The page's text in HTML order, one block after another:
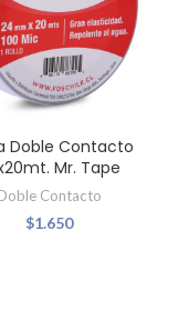
Doble Contacto
Mr. Tape
Contacto
$1.650